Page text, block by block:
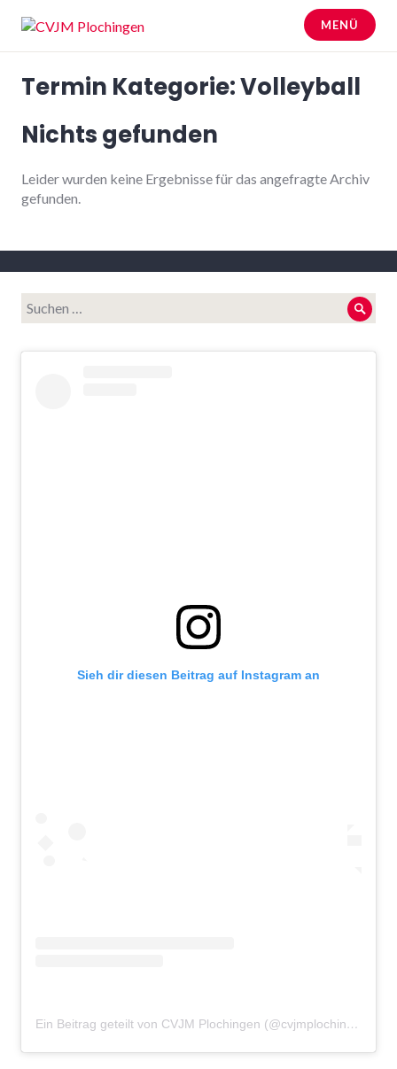
Inhalt
springen
CVJM Plochingen
MENÜ
Termin Kategorie:Volleyball
Nichts gefunden
Leider wurden keine Ergebnisse für das angefragte Archiv
gefunden.
Suche
nach:
Sieh dir diesen Beitrag auf Instagram an
Ein Beitrag geteilt von CVJM Plochingen (@cvjmplochingen)